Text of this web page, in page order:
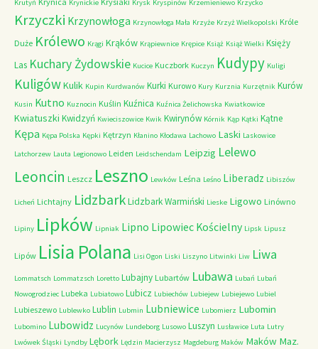
Krutyń
Krynickie Krysk Kryspinów Krzemieniewo Krzycko
Krzyczki Krzynowłoga Krzynowłoga Mała Krzyże Krzyż Wielkopolski Króle
Duże Królewo Krągi Krąków Krąpiewnice Krępice Książ Książ Wielki Księży
Las Kuchary Żydowskie Kucice Kuczbork Kuczyn Kudypy Kuligi
KuligówKulik Kupin Kurdwanów Kurki Kurowo Kury Kurznia Kurzętnik Kurów
Kusin Kutno Kuznocin Kuślin Kuźnica Kuźnica Żelichowska Kwiatkowice
Kwiatuszki Kwidzyń Kwieciszowice Kwik Kwirynów Kórnik Kąp Kątki Kątne
Kępa Kępa Polska Kępki Kętrzyn Kłanino Kłodawa Lachowo Laski Laskowice
Latchorzew Lauta Legionowo Leiden Leidschendam Leipzig Lelewo
Leoncin Leszcz Leszno Lewków Leśna Leśno Liberadz Libiszów
Licheń Lichtajny LidzbarkLidzbark Warmiński Lieske Ligowo Linówno
Lipiny Lipków Lipniak Lipno Lipowiec Kościelny Lipsk Lipusz
Lipów Lisia Polana Lisi Ogon Liski Liszyno Litwinki Liw Liwa
Lommatsch Lommatzsch Loretto Lubajny Lubartów Lubawa Lubań Lubań
Nowogrodziec Lubeka Lubiatowo Lubicz Lubiechów Lubiejew Lubiejewo Lubiel
Lubieszewo Lublewko Lublin Lubmin Lubniewice Lubomierz Lubomin
Lubomino Lubowidz Lucynów Lundeborg Lusowo Luszyn Lusławice Luta Lutry
Lwówek Śląski Lyndby Lębork Lędzin Macierzysz Magdeburg Maków Maków Maz.